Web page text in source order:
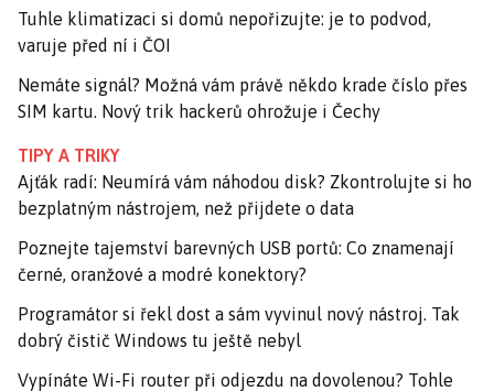
Tuhle klimatizaci si domů nepořizujte: je to podvod,
varuje před ní i ČOI
Nemáte signál? Možná vám právě někdo krade číslo přes
SIM kartu. Nový trik hackerů ohrožuje i Čechy
TIPY A TRIKY
Ajťák radí: Neumírá vám náhodou disk? Zkontrolujte si ho
bezplatným nástrojem, než přijdete o data
Poznejte tajemství barevných USB portů: Co znamenají
černé, oranžové a modré konektory?
Programátor si řekl dost a sám vyvinul nový nástroj. Tak
dobrý čistič Windows tu ještě nebyl
Vypínáte Wi-Fi router při odjezdu na dovolenou? Tohle